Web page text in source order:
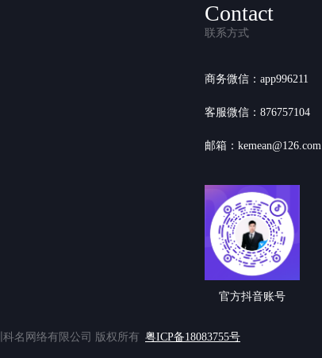
Contact
联系方式
商务微信：app996211
客服微信：876757104
邮箱：kemean@126.com
官方抖音账号
科名网络有限公司 版权所有 粤ICP备18083755号